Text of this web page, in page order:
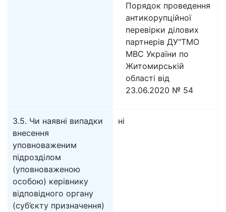
Порядок проведення
антикорупційної
перевірки ділових
партнерів ДУ"ТМО
МВС України по
Житомирській
області від
23.06.2020 № 54
3.5. Чи наявні випадки
внесення
уповноваженим
підрозділом
(уповноваженою
особою) керівнику
відповідного органу
(суб’єкту призначення)
ні